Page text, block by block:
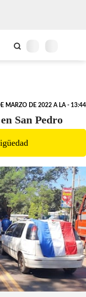
MARZO DE 2022 A LA - 13:44
San Pedro